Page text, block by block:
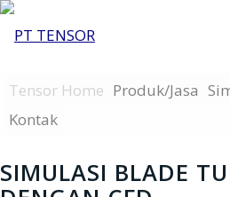
Tensor Home Produk/Jasa
Kontak
SIMULASI BLADE